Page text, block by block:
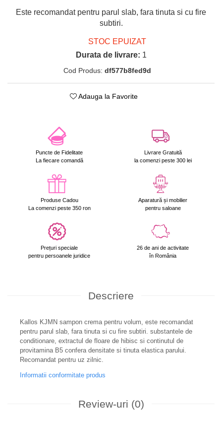
Este recomandat pentru parul slab, fara tinuta si cu fire
subtiri.
STOC EPUIZAT
Durata de livrare: 1
Cod Produs: df577b8fed9d
Adauga la Favorite
Puncte de Fidelitate
La fiecare comandă
Livrare Gratuită
la comenzi peste 300 lei
Produse Cadou
La comenzi peste 350 ron
Aparatură și mobilier
pentru saloane
Prețuri speciale
pentru persoanele juridice
26 de ani de activitate
în România
Descriere
Kallos KJMN sampon crema pentru volum, este recomandat
pentru parul slab, fara tinuta si cu fire subtiri. substantele de
conditionare, extractul de floare de hibisc si continutul de
provitamina B5 confera densitate si tinuta elastica parului.
Recomandat pentru uz zilnic.
Informatii conformitate produs
Review-uri (0)